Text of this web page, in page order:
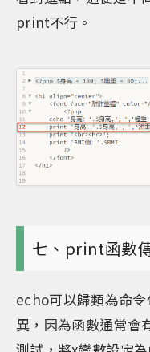
print不行。
七、print函數
echo可以歸類為命
異，因為函數通常會